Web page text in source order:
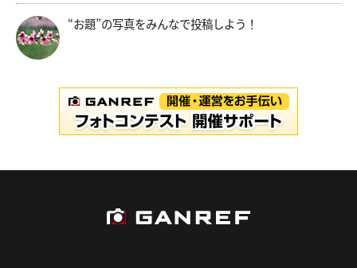
“お題”の写真をみんなで投稿しよう！